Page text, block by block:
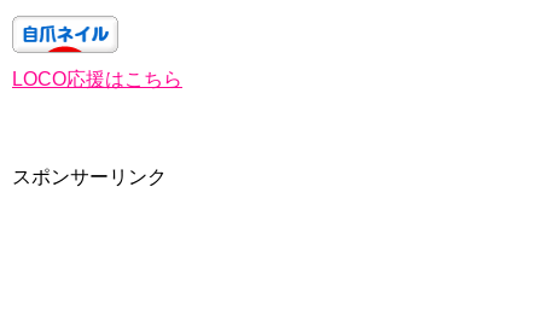
LOCO応援はこちら
スポンサーリンク